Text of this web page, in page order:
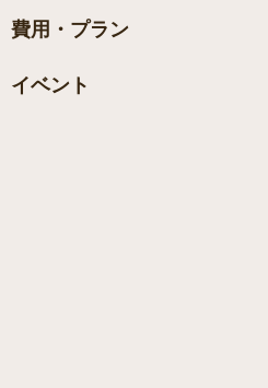
費用・プラン
イベント